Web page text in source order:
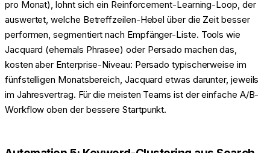
pro Monat), lohnt sich ein Reinforcement-Learning-Loop, der
auswertet, welche Betreffzeilen-Hebel über die Zeit besser
performen, segmentiert nach Empfänger-Liste. Tools wie
Jacquard (ehemals Phrasee) oder Persado machen das,
kosten aber Enterprise-Niveau: Persado typischerweise im
fünfstelligen Monatsbereich, Jacquard etwas darunter, jeweils
im Jahresvertrag. Für die meisten Teams ist der einfache A/B-
Workflow oben der bessere Startpunkt.